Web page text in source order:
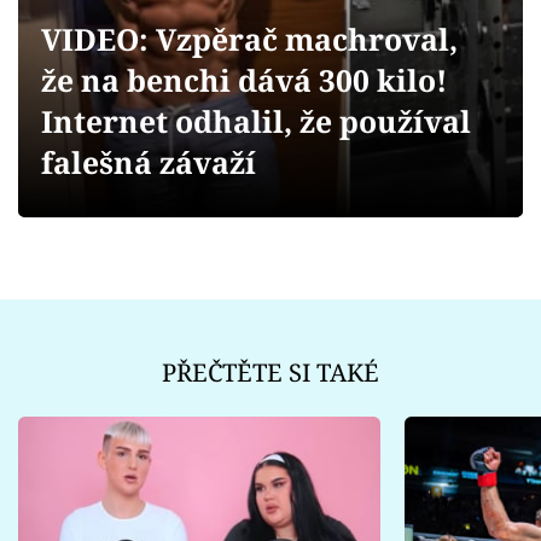
Videa
Sledujte prima+
VIDEO: Vzpěrač machroval,
že na benchi dává 300 kilo!
Internet odhalil, že používal
falešná závaží
PŘEČTĚTE SI TAKÉ